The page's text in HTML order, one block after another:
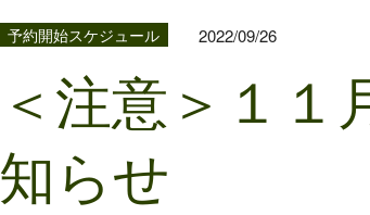
予約開始スケジュール 2022/09/26
＜注意＞１１
知らせ